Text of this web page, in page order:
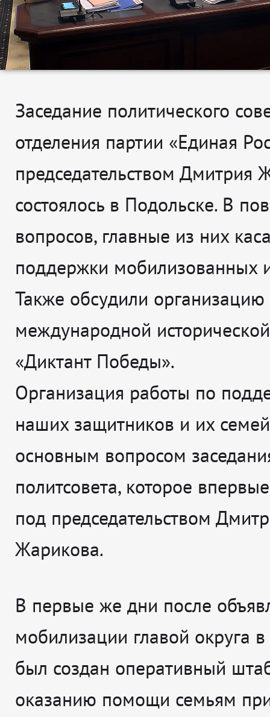
Заседание политического
отделения партии «Единая
председательством Дмитрия
состоялось в Подольске. В
вопросов, главные из них
поддержки мобилизованных
Также обсудили организацию
международной
«Диктант Победы».
Организация работы по
наших защитников и их
основным вопросом
политсовета, которое
под председательством
Жарикова.
В первые же дни после
мобилизации главой округа
был создан оперативный
оказанию помощи семьям